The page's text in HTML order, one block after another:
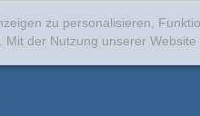
zu personalisieren,
der Nutzung unserer